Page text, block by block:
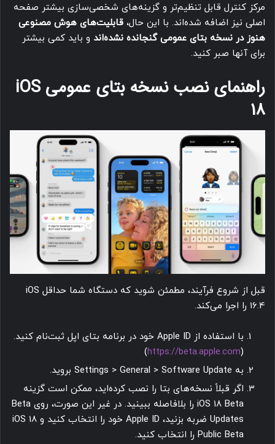
مرکز کنترل قابل تنظیم‌تر و گزینه‌های شخصی‌سازی بیشتر صفحه
اصلی نیز اضافه شده‌اند. با این حال، قابلیت‌های هوش مصنوعی
هنوز در نسخه بتای عمومی گنجانده نشده‌اند و باید کمی بیشتر
برای آنها صبر کنید.
راهنمای نصب نسخه بتای عمومی iOS
18
قبل از شروع فرآیند، مطمئن شوید که دستگاه شما حداقل iOS
16.4 را اجرا می‌کند.
با استفاده از Apple ID خود در برنامه بتای اپل ثبت‌نام کنید.
(
https://beta.apple.com
)
به Settings > General > Software Update بروید.
اگر قبلاً نسخه‌های بتا را نصب کرده‌اید، ممکن است گزینه
iOS 18 Beta را بلافاصله ببینید. در غیر این صورت، روی Beta
Updates ضربه بزنید، Apple ID خود را انتخاب کنید و iOS 18
Public Beta را انتخاب کنید.